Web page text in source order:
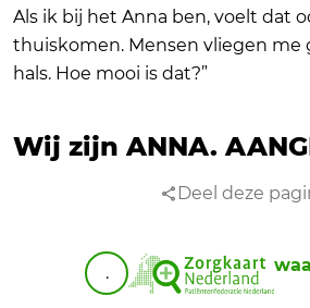
Als ik bij het Anna ben, voelt dat
thuiskomen. Mensen vliegen me
hals. Hoe mooi is dat?”
Wij zijn ANNA.
Deel deze
.